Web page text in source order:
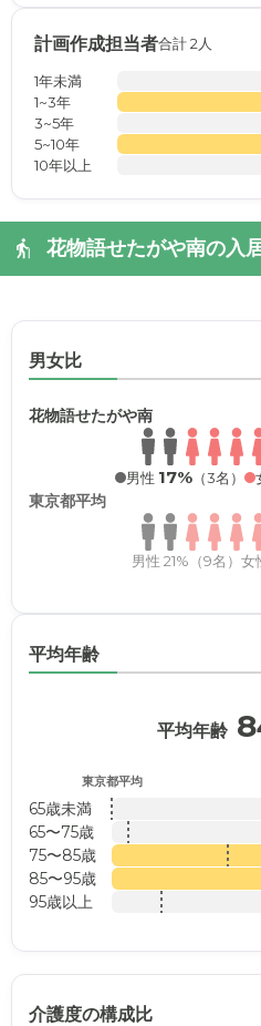
計画作成担当者合計 2人
1年未満
1~3年
3~5年
5~10年
10年以上
花物語せたがや南の入
男女比
花物語せたがや南
男性 17%（3名）
東京都平均
男性 21%（9名） 女
平均年齢
平均年齢
東京都平均
65歳未満
65〜75歳
75〜85歳
85〜95歳
95歳以上
介護度の構成比